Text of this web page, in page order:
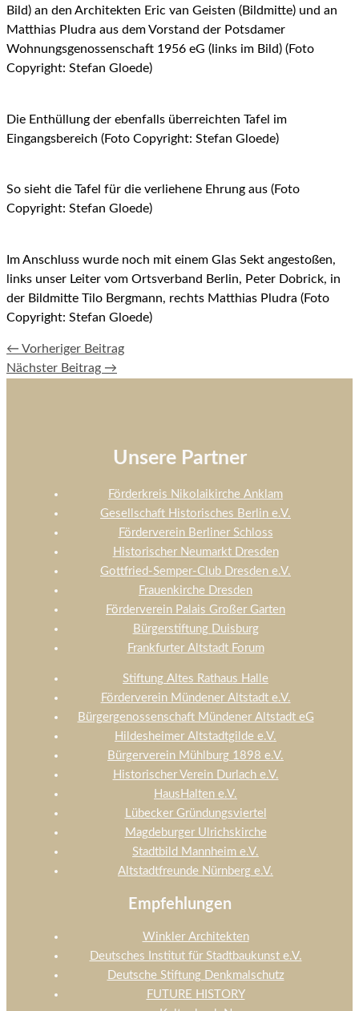
Bild) an den Architekten Eric van Geisten (Bildmitte) und an
Matthias Pludra aus dem Vorstand der Potsdamer
Wohnungsgenossenschaft 1956 eG (links im Bild) (Foto
Copyright: Stefan Gloede)
Die Enthüllung der ebenfalls überreichten Tafel im
Eingangsbereich (Foto Copyright: Stefan Gloede)
So sieht die Tafel für die verliehene Ehrung aus (Foto
Copyright: Stefan Gloede)
Im Anschluss wurde noch mit einem Glas Sekt angestoßen,
links unser Leiter vom Ortsverband Berlin, Peter Dobrick, in
der Bildmitte Tilo Bergmann, rechts Matthias Pludra (Foto
Copyright: Stefan Gloede)
← Vorheriger Beitrag
Nächster Beitrag →
Unsere Partner
Förderkreis Nikolaikirche Anklam
Gesellschaft Historisches Berlin e.V.
Förderverein Berliner Schloss
Historischer Neumarkt Dresden
Gottfried-Semper-Club Dresden e.V.
Frauenkirche Dresden
Förderverein Palais Großer Garten
Bürgerstiftung Duisburg
Frankfurter Altstadt Forum
Stiftung Altes Rathaus Halle
Förderverein Mündener Altstadt e.V.
Bürgergenossenschaft Mündener Altstadt eG
Hildesheimer Altstadtgilde e.V.
Bürgerverein Mühlburg 1898 e.V.
Historischer Verein Durlach e.V.
HausHalten e.V.
Lübecker Gründungsviertel
Magdeburger Ulrichskirche
Stadtbild Mannheim e.V.
Altstadtfreunde Nürnberg e.V.
Empfehlungen
Winkler Architekten
Deutsches Institut für Stadtbaukunst e.V.
Deutsche Stiftung Denkmalschutz
FUTURE HISTORY